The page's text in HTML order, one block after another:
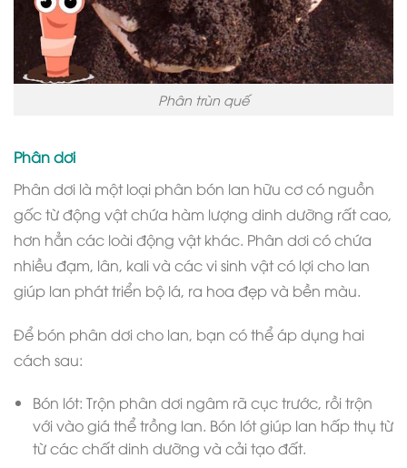
Phân trùn quế
Phân dơi
Phân dơi là một loại phân bón lan hữu cơ có nguồn
gốc từ động vật chứa hàm lượng dinh dưỡng rất cao,
hơn hẳn các loài động vật khác. Phân dơi có chứa
nhiều đạm, lân, kali và các vi sinh vật có lợi cho lan
giúp lan phát triển bộ lá, ra hoa đẹp và bền màu.
Để bón phân dơi cho lan, bạn có thể áp dụng hai
cách sau:
Bón lót: Trộn phân dơi ngâm rã cục trước, rồi trộn
với vào giá thể trồng lan. Bón lót giúp lan hấp thụ từ
từ các chất dinh dưỡng và cải tạo đất.